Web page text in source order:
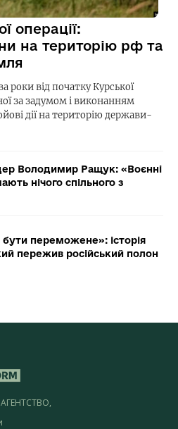
операції:
на територію рф та
роки від початку Курської
за задумом і виконанням
дії на територію держави-
Володимир Ращук: «Воєнні
нічого спільного з
переможене»: історія
пережив російський полон